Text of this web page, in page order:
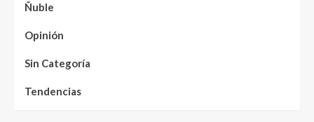
Ñuble
Opinión
Sin Categoría
Tendencias